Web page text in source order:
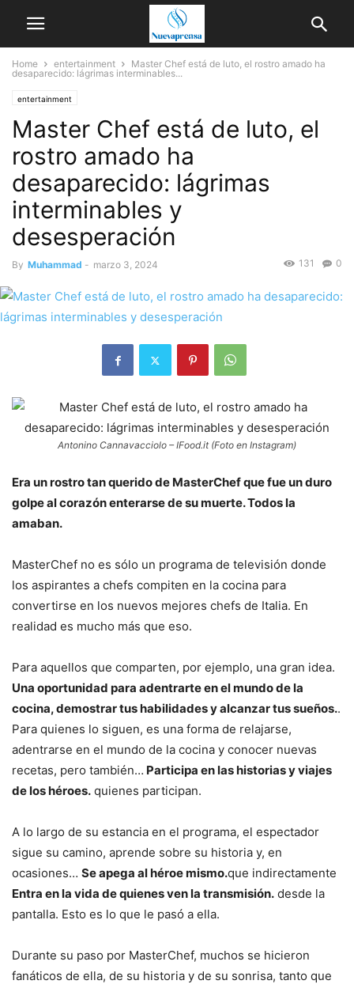
Home entertainment
Master Chef está de luto, el rostro amado ha
desaparecido: lágrimas interminables...
entertainment
Master Chef está de luto, el
rostro amado ha
desaparecido: lágrimas
interminables y
desesperación
By Muhammad - marzo 3, 2024 0
131
Antonino Cannavacciolo – IFood.it (Foto en Instagram)
Era un rostro tan querido de MasterChef que fue un duro
golpe al corazón enterarse de su muerte. Todos la
amaban.
MasterChef no es sólo un programa de televisión donde
los aspirantes a chefs compiten en la cocina para
convertirse en los nuevos mejores chefs de Italia. En
realidad es mucho más que eso.
Para aquellos que comparten, por ejemplo, una gran idea.
Una oportunidad para adentrarte en el mundo de la
cocina, demostrar tus habilidades y alcanzar tus sueños..
Para quienes lo siguen, es una forma de relajarse,
adentrarse en el mundo de la cocina y conocer nuevas
recetas, pero también… Participa en las historias y viajes
de los héroes. quienes participan.
A lo largo de su estancia en el programa, el espectador
sigue su camino, aprende sobre su historia y, en
ocasiones… Se apega al héroe mismo.que indirectamente
Entra en la vida de quienes ven la transmisión. desde la
pantalla. Esto es lo que le pasó a ella.
Durante su paso por MasterChef, muchos se hicieron
fanáticos de ella, de su historia y de su sonrisa, tanto que